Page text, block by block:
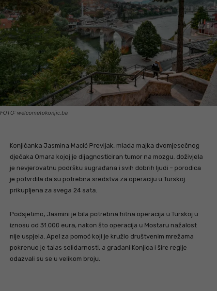
FOTO: welcometokonjic.ba
Konjičanka Jasmina Macić Prevljak, mlada majka dvomjesečnog
dječaka Omara kojoj je dijagnosticiran tumor na mozgu, doživjela
je nevjerovatnu podršku sugrađana i svih dobrih ljudi – porodica
je potvrdila da su potrebna sredstva za operaciju u Turskoj
prikupljena za svega 24 sata.
Podsjetimo, Jasmini je bila potrebna hitna operacija u Turskoj u
iznosu od 31.000 eura, nakon što operacija u Mostaru nažalost
nije uspjela. Apel za pomoć koji je kružio društvenim mrežama
pokrenuo je talas solidarnosti, a građani Konjica i šire regije
odazvali su se u velikom broju.